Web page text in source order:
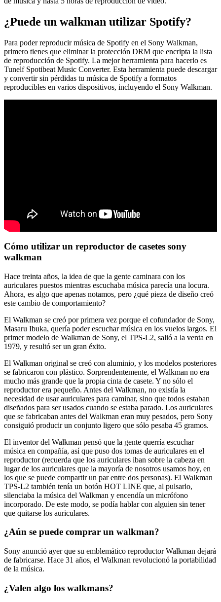
¿Puede un walkman utilizar Spotify?
Para poder reproducir música de Spotify en el Sony Walkman,
primero tienes que eliminar la protección DRM que encripta la lista
de reproducción de Spotify. La mejor herramienta para hacerlo es
Tunelf Spotibeat Music Converter. Esta herramienta puede descargar
y convertir sin pérdidas tu música de Spotify a formatos
reproducibles en varios dispositivos, incluyendo el Sony Walkman.
Cómo utilizar un reproductor de casetes sony
walkman
Hace treinta años, la idea de que la gente caminara con los
auriculares puestos mientras escuchaba música parecía una locura.
Ahora, es algo que apenas notamos, pero ¿qué pieza de diseño creó
este cambio de comportamiento?
El Walkman se creó por primera vez porque el cofundador de Sony,
Masaru Ibuka, quería poder escuchar música en los vuelos largos. El
primer modelo de Walkman de Sony, el TPS-L2, salió a la venta en
1979, y resultó ser un gran éxito.
El Walkman original se creó con aluminio, y los modelos posteriores
se fabricaron con plástico. Sorprendentemente, el Walkman no era
mucho más grande que la propia cinta de casete. Y no sólo el
reproductor era pequeño. Antes del Walkman, no existía la
necesidad de usar auriculares para caminar, sino que todos estaban
diseñados para ser usados cuando se estaba parado. Los auriculares
que se fabricaban antes del Walkman eran muy pesados, pero Sony
consiguió producir un conjunto ligero que sólo pesaba 45 gramos.
El inventor del Walkman pensó que la gente querría escuchar
música en compañía, así que puso dos tomas de auriculares en el
reproductor (recuerda que los auriculares iban sobre la cabeza en
lugar de los auriculares que la mayoría de nosotros usamos hoy, en
los que se puede compartir un par entre dos personas). El Walkman
TPS-L2 también tenía un botón HOT LINE que, al pulsarlo,
silenciaba la música del Walkman y encendía un micrófono
incorporado. De este modo, se podía hablar con alguien sin tener
que quitarse los auriculares.
¿Aún se puede comprar un walkman?
Sony anunció ayer que su emblemático reproductor Walkman dejará
de fabricarse. Hace 31 años, el Walkman revolucionó la portabilidad
de la música.
¿Valen algo los walkmans?